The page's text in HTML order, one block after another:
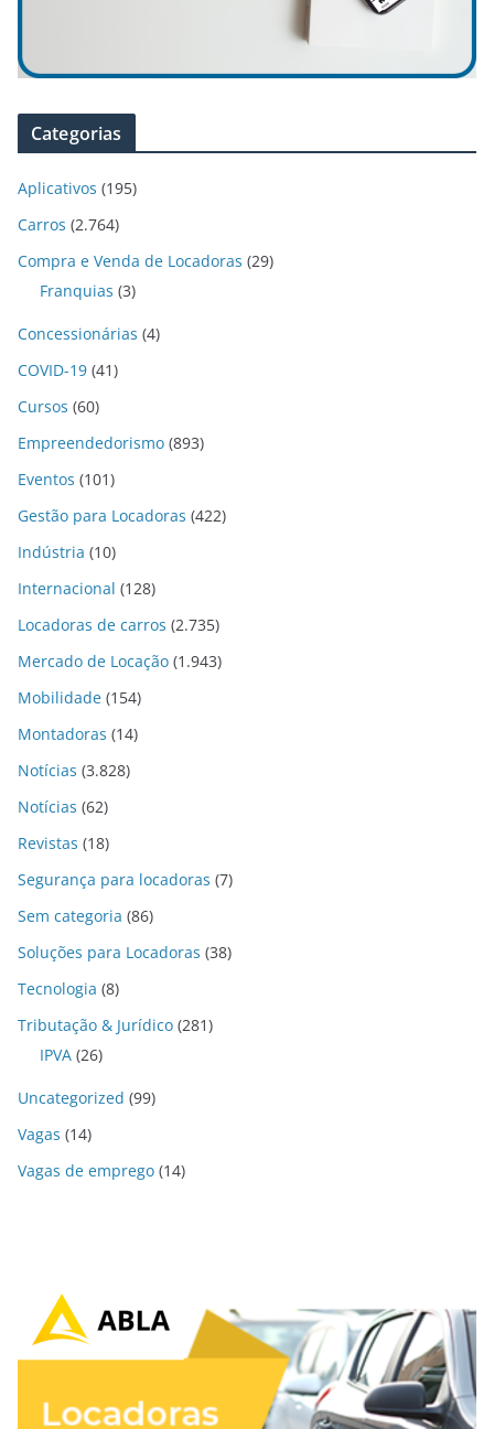
Categorias
Aplicativos (195)
Carros (2.764)
Compra e Venda de Locadoras (29)
Franquias (3)
Concessionárias (4)
COVID-19 (41)
Cursos (60)
Empreendedorismo (893)
Eventos (101)
Gestão para Locadoras (422)
Indústria (10)
Internacional (128)
Locadoras de carros (2.735)
Mercado de Locação (1.943)
Mobilidade (154)
Montadoras (14)
Notícias (3.828)
Notícias (62)
Revistas (18)
Segurança para locadoras (7)
Sem categoria (86)
Soluções para Locadoras (38)
Tecnologia (8)
Tributação & Jurídico (281)
IPVA (26)
Uncategorized (99)
Vagas (14)
Vagas de emprego (14)